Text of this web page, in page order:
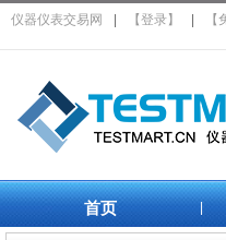
仪器仪表交易网 【登录】 【
首页